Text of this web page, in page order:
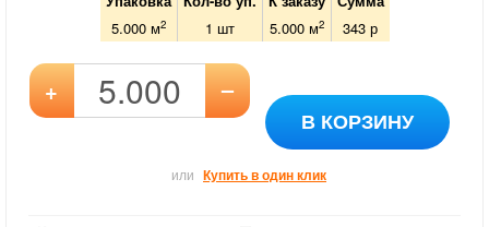
5.000 м2 1 шт 5.000м2 343 р
+ –
В КОРЗИНУ
или Купить в один клик